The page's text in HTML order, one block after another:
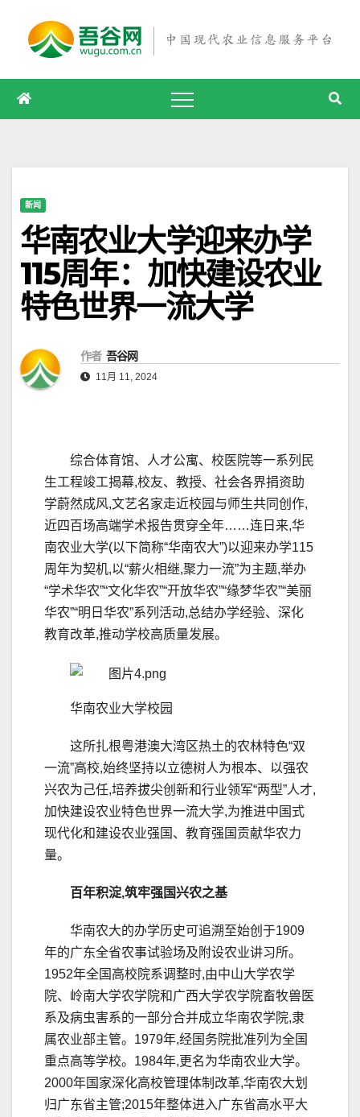
容
新闻
华南农业大学迎来办学
115周年：加快建设农业
特色世界一流大学
作者 吾谷网
11月 11, 2024
综合体育馆、人才公寓、校医院等一系列民
生工程竣工揭幕,校友、教授、社会各界捐资助
学蔚然成风,文艺名家走近校园与师生共同创作,
近四百场高端学术报告贯穿全年……连日来,华
南农业大学(以下简称“华南农大”)以迎来办学115
周年为契机,以“薪火相继,聚力一流”为主题,举办
“学术华农”“文化华农”“开放华农”“缘梦华农”“美丽
华农”“明日华农”系列活动,总结办学经验、深化
教育改革,推动学校高质量发展。
华南农业大学校园
这所扎根粤港澳大湾区热土的农林特色“双
一流”高校,始终坚持以立德树人为根本、以强农
兴农为己任,培养拔尖创新和行业领军“两型”人才,
加快建设农业特色世界一流大学,为推进中国式
现代化和建设农业强国、教育强国贡献华农力
量。
百年积淀,筑牢强国兴农之基
华南农大的办学历史可追溯至始创于1909
年的广东全省农事试验场及附设农业讲习所。
1952年全国高校院系调整时,由中山大学农学
院、岭南大学农学院和广西大学农学院畜牧兽医
系及病虫害系的一部分合并成立华南农学院,隶
属农业部主管。1979年,经国务院批准列为全国
重点高等学校。1984年,更名为华南农业大学。
2000年国家深化高校管理体制改革,华南农大划
归广东省主管;2015年整体进入广东省高水平大